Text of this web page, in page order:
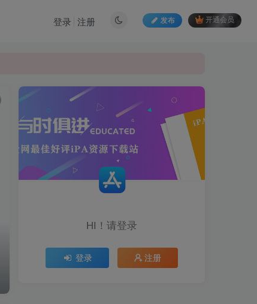
发布 开通会员
登录 注册
HI！请登录
登录 注册